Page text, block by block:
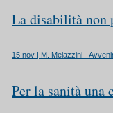
La disabilità non
15 nov | M. Melazzini -
Per la sanità